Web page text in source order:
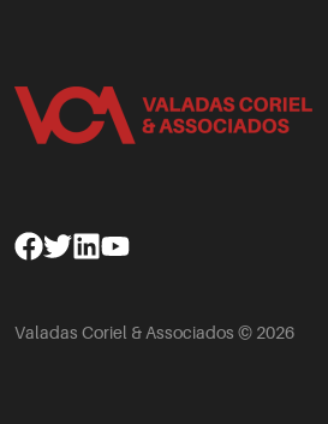
Facebook
TwitterLinkedinYoutube
Valadas Coriel & Associados © 2026